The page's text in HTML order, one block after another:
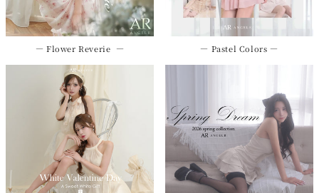
― Flower Reverie ― ― Pastel Colors ―